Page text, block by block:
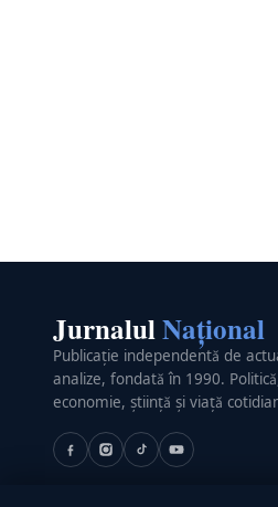
JurnalulNațional
Publicație independentă de
analize, fondată în 1990.
economie, știință și viață